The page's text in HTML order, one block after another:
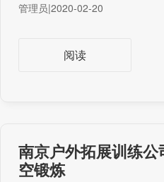
管理员|2020-02-20
阅读
南京户外拓展训练
空锻炼